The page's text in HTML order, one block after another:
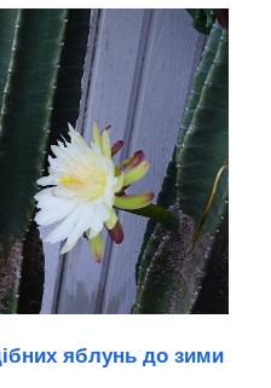
яблунь до зими